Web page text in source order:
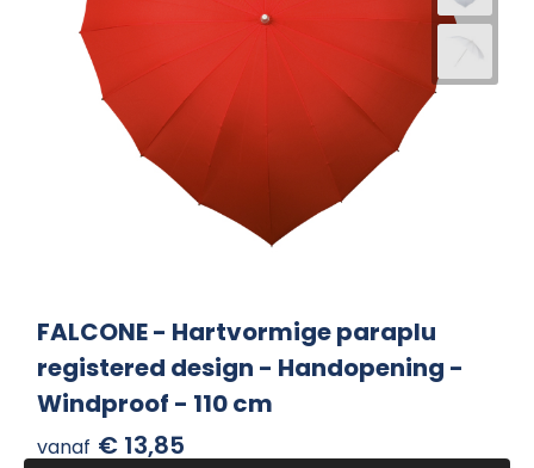
FALCONE - Hartvormige paraplu
registered design - Handopening -
Windproof - 110 cm
vanaf € 13,85